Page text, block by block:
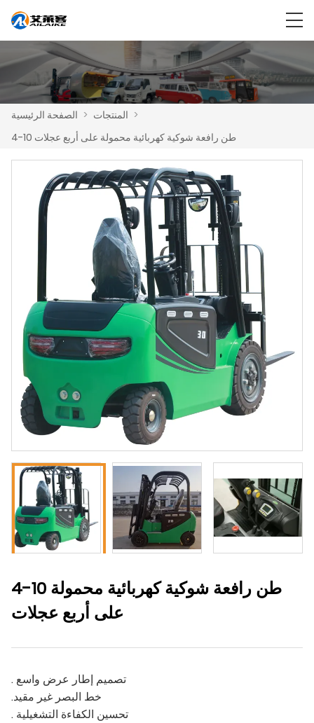
الصفحة الرئيسية > المنتجات >
4-10 طن رافعة شوكية كهربائية محمولة على أربع عجلات
4-10 طن رافعة شوكية كهربائية محمولة
على أربع عجلات
. تصميم إطار عرض واسع
.خط البصر غير مقيد
. تحسين الكفاءة التشغيلية